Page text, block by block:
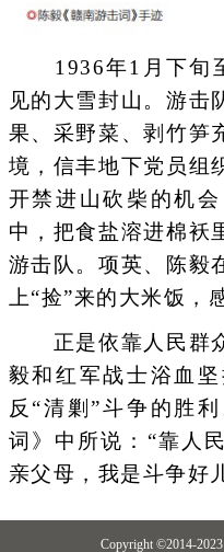
1936年1月下旬至
见的大雪封山。游击
果、采野菜、剥竹笋
境，信丰地下党员组
开禁进山砍柴的机
中，把食盐溶进棉袄
游击队。项英、陈毅
上“捡”来的大米饭，
正是依靠人民群众
毅和红军战士浴血
反“清剿”斗争的胜
词》中所说：“靠人
亲父母，我是斗争好
Copyright ©2014-